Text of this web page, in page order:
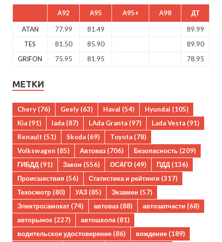
A92 A95 A95+ A98 ДТ
ATAN 77.99 81.49
89.99
TES
81.50 85.90
89.90
GRIFON
75.95 81.95 78.95
МЕТКИ
Chery (76) Geely (63) Haval (54) Hyundai (105)
Kia (91) lada (87) LAda Granta (97) Lada Vesta (91)
Renault (51) Skoda (69) Toyota (78)
Volkswagen (85) Автоваз (706) Безопасность (209)
ГИБДД (91) Закон (556) ОСАГО (49) ПДД (136)
Происшествия (56) Статистика и рейтинги (317)
Техосмотр (80) УАЗ (85) Экзамен (57)
Электросамокат (74) автоваз (88) автозапчасти (68)
авторынок (227) автошкола (81)
водительское удостоверение (86) вождение (189)